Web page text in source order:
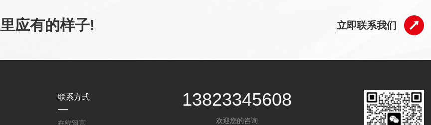
里应有的样子! 立即联系我们
联系方式
在线留言
13823345608
欢迎您的咨询